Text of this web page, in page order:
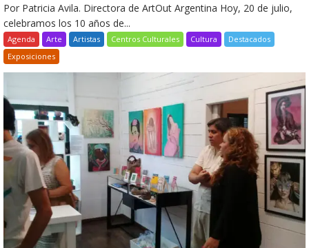
Por Patricia Avila. Directora de ArtOut Argentina Hoy, 20 de julio,
celebramos los 10 años de...
Agenda Arte Artistas Centros Culturales Cultura
Destacados
Exposiciones